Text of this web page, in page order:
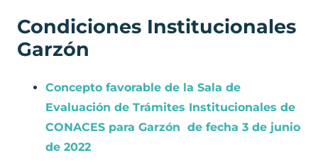
Condiciones Institucionales
Garzón
Concepto favorable de la Sala de
Evaluación de Trámites Institucionales de
CONACES para Garzón de fecha 3 de junio
de 2022